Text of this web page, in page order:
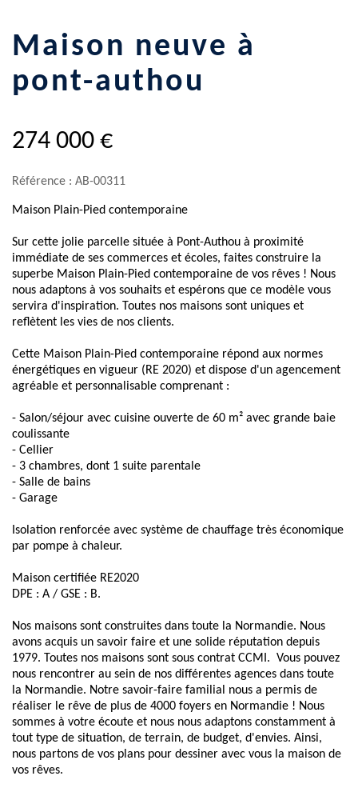
maison neuve à
pont-authou
274 000 €
Référence : AB-00311
Maison Plain-Pied contemporaine
Sur cette jolie parcelle située à Pont-Authou à proximité
immédiate de ses commerces et écoles, faites construire la
superbe Maison Plain-Pied contemporaine de vos rêves ! Nous
nous adaptons à vos souhaits et espérons que ce modèle vous
servira d'inspiration. Toutes nos maisons sont uniques et
reflètent les vies de nos clients.
Cette Maison Plain-Pied contemporaine répond aux normes
énergétiques en vigueur (RE 2020) et dispose d'un agencement
agréable et personnalisable comprenant :
- Salon/séjour avec cuisine ouverte de 60 m² avec grande baie
coulissante
- Cellier
- 3 chambres, dont 1 suite parentale
- Salle de bains
- Garage
Isolation renforcée avec système de chauffage très économique
par pompe à chaleur.
Maison certifiée RE2020
DPE : A / GSE : B.
Nos maisons sont construites dans toute la Normandie. Nous
avons acquis un savoir faire et une solide réputation depuis
1979. Toutes nos maisons sont sous contrat CCMI. Vous pouvez
nous rencontrer au sein de nos différentes agences dans toute
la Normandie. Notre savoir-faire familial nous a permis de
réaliser le rêve de plus de 4000 foyers en Normandie ! Nous
sommes à votre écoute et nous nous adaptons constamment à
tout type de situation, de terrain, de budget, d'envies. Ainsi,
nous partons de vos plans pour dessiner avec vous la maison de
vos rêves.